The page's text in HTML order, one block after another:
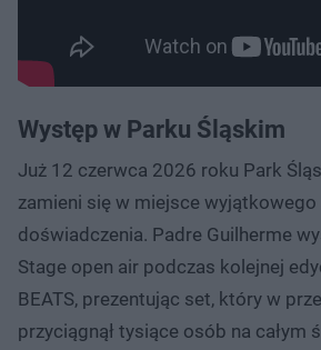
Występ w Parku Śląskim
Już 12 czerwca 2026 roku Park
zamieni się w miejsce wyjątkowego
doświadczenia. Padre Guilherme
Stage open air podczas kolejnej
BEATS, prezentując set, który w
przyciągnął tysiące osób na całym